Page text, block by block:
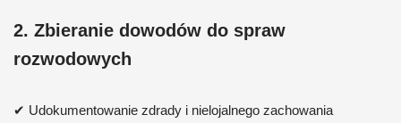
2. Zbieranie dowodów do spraw
rozwodowych
✔ Udokumentowanie zdrady i nielojalnego zachowania